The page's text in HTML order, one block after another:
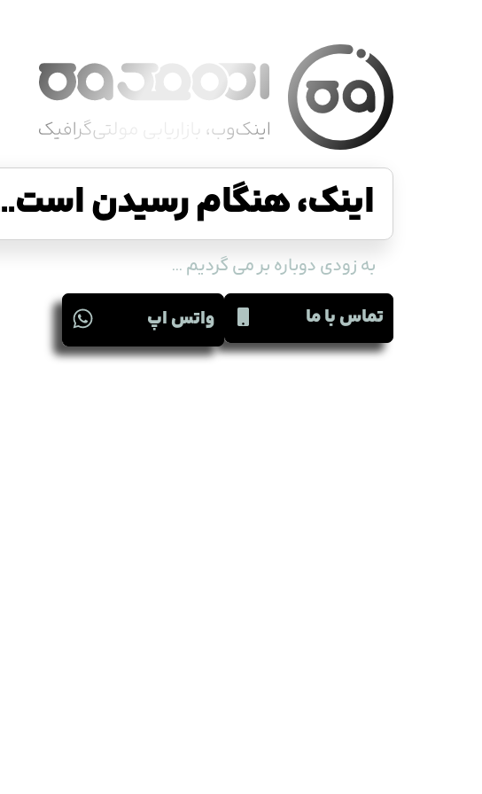
اینک، هنگام رسیدن
به زودی دوباره بر می گردیم ...
تماس با ما واتس اپ